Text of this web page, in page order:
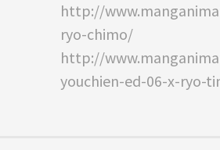
http://
ryo-chimo/
http://
youchien-ed-06-x-ryo-